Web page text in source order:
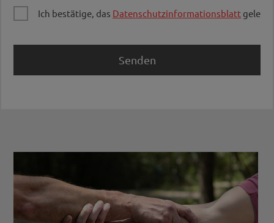
Ich bestätige, das Datenschutzinformationsblatt
Senden